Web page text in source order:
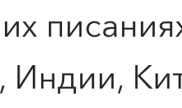
Индии,